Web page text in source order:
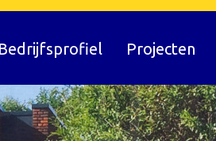
Projecten